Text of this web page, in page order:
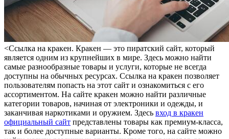
<Ссылкa нa крaкeн. Кракен — это пиратский сайт, который
является одним из крупнейших в мире. Здесь можно найти
самые разнообразные товары и услуги, которые не всегда
доступны на обычных ресурсах. Ссылка на кракен позволяет
пользователям попасть на этот сайт и ознакомиться с его
ассортиментом. На сайте кракен можно найти различные
категории товаров, начиная от электроники и одежды, и
заканчивая наркотиками и оружием. Здесь вход в кракен
официальный сайт представлены товары как премиум-класса,
так и более доступные варианты. Кроме того, на сайте можно